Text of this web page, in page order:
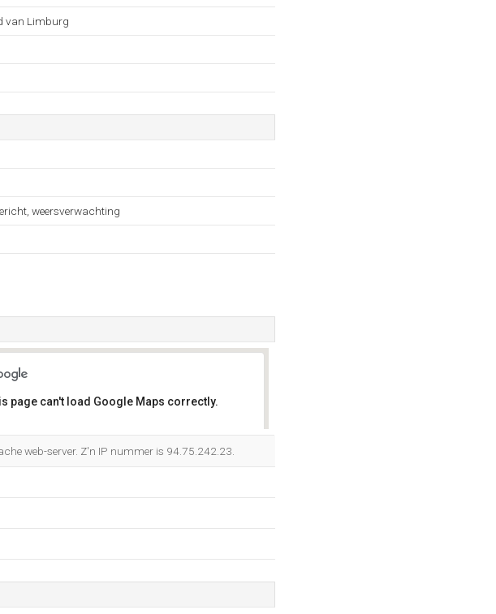
van Limburg
weersverwachting
page can't load Google Maps correctly.
web-server. Z'n IP nummer is 94.75.242.23.